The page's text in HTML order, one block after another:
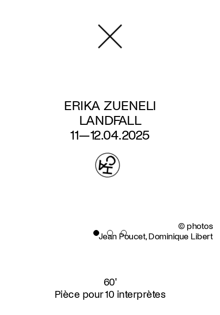
ERIKA ZUENELI
LANDFALL
11—12.04.2025
© photos
Jean Poucet, Dominique Libert
60'
Pièce pour 10 interprètes